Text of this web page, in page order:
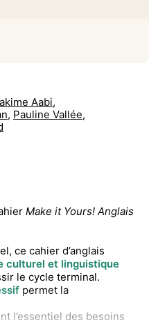
Aabi,
, Pauline Vallée,
Make it Yours! Anglais
ce cahier d’anglais
culturel et linguistique
le cycle terminal.
permet la
l’essentiel des besoins